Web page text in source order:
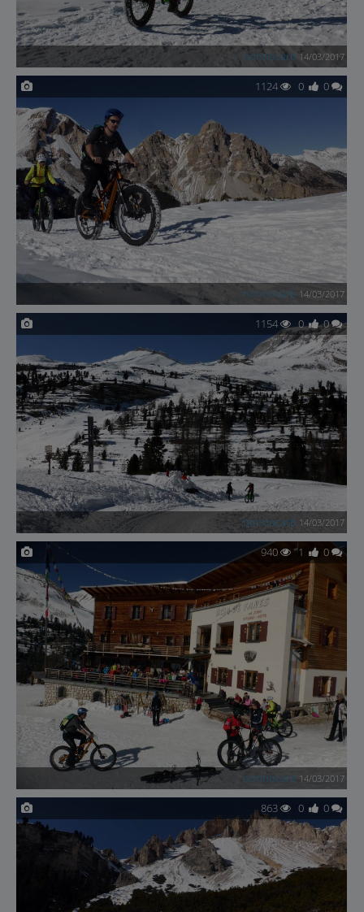
nonnocarb 14/03/2017
1124 0 0
nonnocarb 14/03/2017
1154 0 0
nonnocarb 14/03/2017
940 1 0
nonnocarb 14/03/2017
863 0 0